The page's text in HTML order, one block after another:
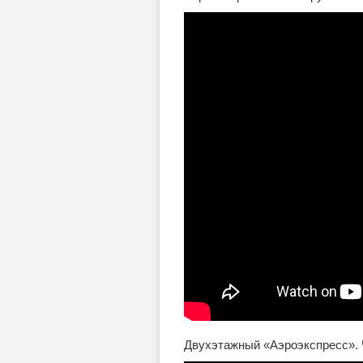
Двухэтажный «Аэроэкспресс».